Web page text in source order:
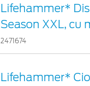
Lifehammer*
Season XXL, cu
2471674
Lifehammer*